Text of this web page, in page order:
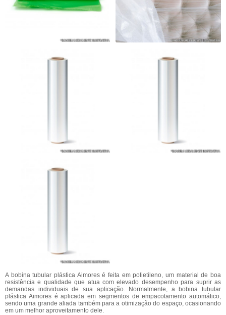
A bobina tubular plástica Aimores é feita em polietileno, um material de boa
resistência e qualidade que atua com elevado desempenho para suprir as
demandas individuais de sua aplicação. Normalmente, a bobina tubular
plástica Aimores é aplicada em segmentos de empacotamento automático,
sendo uma grande aliada também para a otimização do espaço, ocasionando
em um melhor aproveitamento dele.